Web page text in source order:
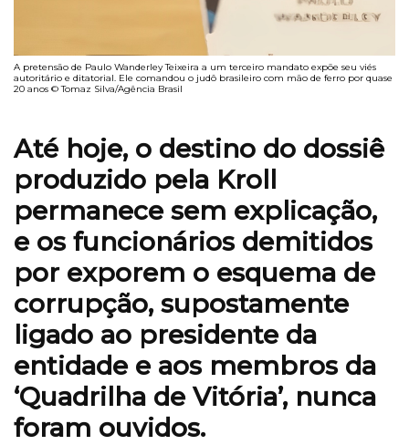
A pretensão de Paulo Wanderley Teixeira a um terceiro mandato expõe seu viés
autoritário e ditatorial. Ele comandou o judô brasileiro com mão de ferro por quase
20 anos © Tomaz Silva/Agência Brasil
Até hoje, o destino do dossiê
produzido pela Kroll
permanece sem explicação,
e os funcionários demitidos
por exporem o esquema de
corrupção, supostamente
ligado ao presidente da
entidade e aos membros da
‘Quadrilha de Vitória’, nunca
foram ouvidos.